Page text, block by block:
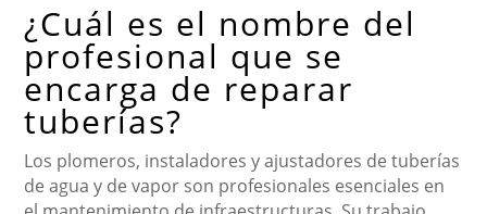
¿Cuál es el nombre del
profesional que se
encarga de reparar
tuberías?
Los plomeros, instaladores y ajustadores de tuberías
de agua y de vapor son profesionales esenciales en